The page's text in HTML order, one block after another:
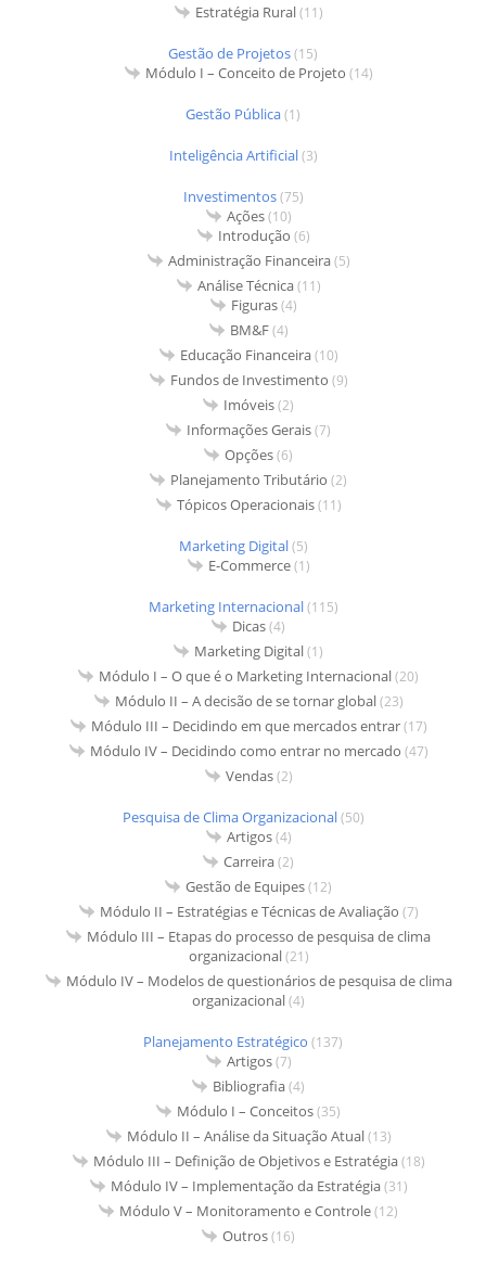
Estratégia Rural(11)
Gestão de Projetos(15)
Módulo I – Conceito de Projeto (14)
Gestão Pública(1)
Inteligência Artificial(3)
Investimentos(75)
Ações(10)
Introdução (6)
Administração Financeira(5)
Análise Técnica(11)
Figuras(4)
BM&F(4)
Educação Financeira(10)
Fundos de Investimento (9)
Imóveis(2)
Informações Gerais(7)
Opções(6)
Planejamento Tributário (2)
Tópicos Operacionais(11)
Marketing Digital(5)
E-Commerce(1)
Marketing Internacional(115)
Dicas(4)
Marketing Digital(1)
Módulo I – O que é o Marketing Internacional(20)
Módulo II – A decisão de se tornar global(23)
Módulo III – Decidindo em que mercados entrar(17)
Módulo IV – Decidindo como entrar no mercado (47)
Vendas(2)
Pesquisa de Clima Organizacional(50)
Artigos(4)
Carreira(2)
Gestão de Equipes(12)
Módulo II – Estratégias e Técnicas de Avaliação (7)
Módulo III – Etapas do processo de pesquisa de clima
organizacional(21)
Módulo IV – Modelos de questionários de pesquisa de clima
organizacional(4)
Planejamento Estratégico (137)
Artigos(7)
Bibliografia(4)
Módulo I – Conceitos(35)
Módulo II – Análise da Situação Atual(13)
Módulo III – Definição de Objetivos e Estratégia(18)
Módulo IV – Implementação da Estratégia(31)
Módulo V – Monitoramento e Controle(12)
Outros(16)